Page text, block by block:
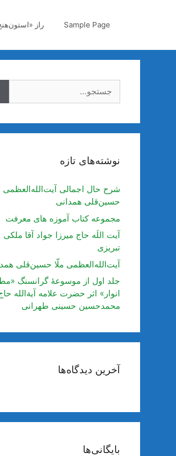
Sample Page راز
نوشته‌های تازه
شرح حال اجمالی آیت‌الله‌العظمی
حسین‌قلی همدانی
مجموعه کتاب آموزه های معرفت
آیت اللَه حاج میرزا جواد آقا ملکی
تبریزی
آیت‌الله‌العظمی ملّا حسین‌قلی
جلد اول از موسوعۀ گرانسنگ
انوار» اثر حضرت علامه آیة‌الله
محمدحسین حسینی طهرانی
آخرین دیدگاه‌ها
بایگانی‌ها